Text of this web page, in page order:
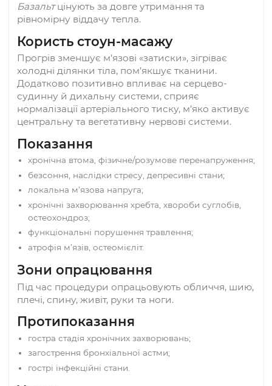
Масажні камені використовують для
прогрівання м’язівдо комфортної
Тепло сприяє розслабленню волокон і
підтриманню тонусу, покращує
мікроциркуляцію та обмін речовин. Результат
залежить від породи: у продажу є нефрит,
кальцит, бяньши (шунгіт), мармур і базальт.
Базальтцінують за довге утримання та
рівномірну віддачу тепла.
Користь стоун-масажу
Прогрів зменшує м’язові «затиски», зігріває
холодні ділянки тіла, пом’якшує тканини.
Додатково позитивно впливає на серцево-
судинну й дихальну системи, сприяє
нормалізації артеріального тиску, м’яко
центральну та вегетативну нервові системи.
хронічна втома, фізичне/розумове
безсоння, наслідки стресу, депресивні стани;
хронічні захворювання хребта, хвороби суглобів,
остеохондроз;
функціональні порушення травлення;
атрофія м’язів, остеомієліт.